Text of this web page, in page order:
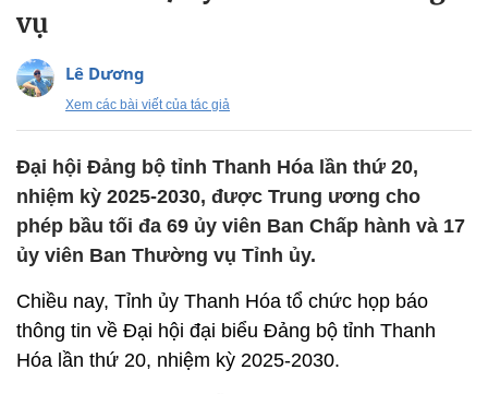
vụ
Lê Dương
Xem các bài viết của tác giả
Đại hội Đảng bộ tỉnh Thanh Hóa lần thứ 20,
nhiệm kỳ 2025-2030, được Trung ương cho
phép bầu tối đa 69 ủy viên Ban Chấp hành và 17
ủy viên Ban Thường vụ Tỉnh ủy.
Chiều nay, Tỉnh ủy Thanh Hóa tổ chức họp báo
thông tin về Đại hội đại biểu Đảng bộ tỉnh Thanh
Hóa lần thứ 20, nhiệm kỳ 2025-2030.